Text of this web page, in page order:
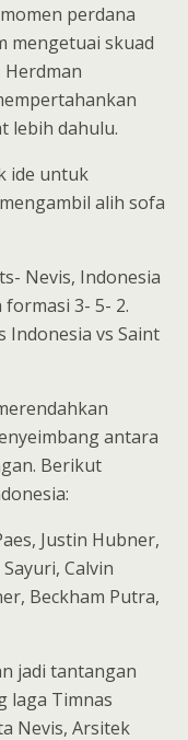
perdana
mengetuai skuad
Herdman
lebih dahulu.
ide untuk
alih sofa
Nevis, Indonesia
3- 5- 2.
Indonesia vs Saint
antara
Berikut
Justin Hubner,
Calvin
Beckham Putra,
jadi tantangan
laga Timnas
Nevis, Arsitek